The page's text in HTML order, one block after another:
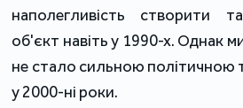
наполегливість створити
об'єкт навіть у 1990-х. Однак
не стало сильною політичною
у 2000-ні роки.